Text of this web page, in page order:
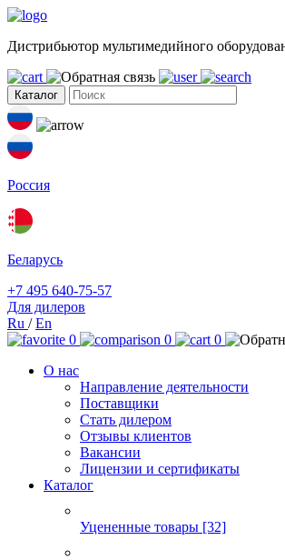
Дистрибьютор мультимедийного
Каталог
Россия
Беларусь
+7 495 640-75-57
Для дилеров
Ru /En
0
0
0
О нас
Направление деятельности
Поставщики
Стать дилером
Отзывы клиентов
Вакансии
Лицензии и сертификаты
Каталог
Уцененные товары [32]